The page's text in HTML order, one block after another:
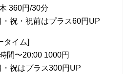
360円/30分
・祝・祝前はプラス60円UP
タイム]
間〜20:00 1000円
・祝はプラス300円UP